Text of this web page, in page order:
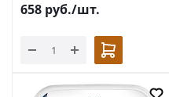
658 руб./шт.